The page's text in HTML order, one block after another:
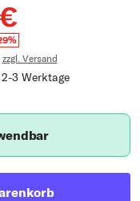
zzgl. Versand
3 Werktage